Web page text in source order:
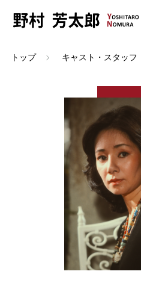
トップ キャスト・スタッフ